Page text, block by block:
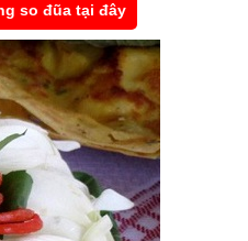
so đũa tại đây